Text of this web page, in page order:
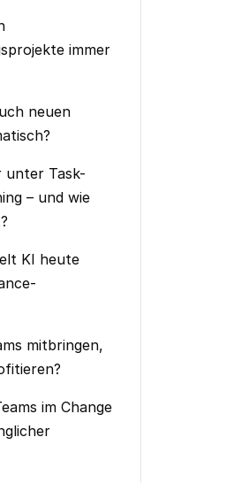
immer
neuen
unter Task-
– und wie
KI heute
mitbringen,
im Change